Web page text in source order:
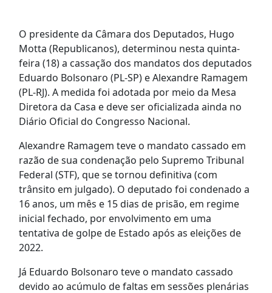
O presidente da Câmara dos Deputados, Hugo
Motta (Republicanos), determinou nesta quinta-
feira (18) a cassação dos mandatos dos deputados
Eduardo Bolsonaro (PL-SP) e Alexandre Ramagem
(PL-RJ). A medida foi adotada por meio da Mesa
Diretora da Casa e deve ser oficializada ainda no
Diário Oficial do Congresso Nacional.
Alexandre Ramagem teve o mandato cassado em
razão de sua condenação pelo Supremo Tribunal
Federal (STF), que se tornou definitiva (com
trânsito em julgado). O deputado foi condenado a
16 anos, um mês e 15 dias de prisão, em regime
inicial fechado, por envolvimento em uma
tentativa de golpe de Estado após as eleições de
2022.
Já Eduardo Bolsonaro teve o mandato cassado
devido ao acúmulo de faltas em sessões plenárias